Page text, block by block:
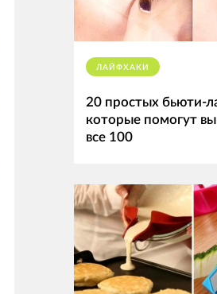
ЛАЙФХАКИ
20 простых бьюти-
которые помогут
все 100